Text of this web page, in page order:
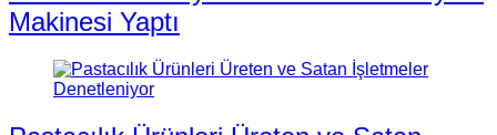
Makinesi Yaptı